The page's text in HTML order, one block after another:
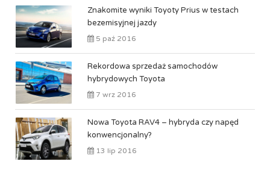
Znakomite wyniki Toyoty Prius w testach
bezemisyjnej jazdy
5 paź 2016
Rekordowa sprzedaż samochodów
hybrydowych Toyota
7 wrz 2016
Nowa Toyota RAV4 – hybryda czy napęd
konwencjonalny?
13 lip 2016